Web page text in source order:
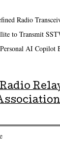
Radio
to Transmit
AI